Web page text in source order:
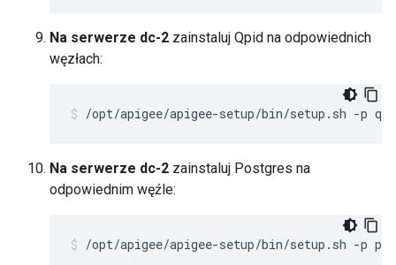
Na serwerze dc-2 zainstaluj Qpid na odpowiednich
węzłach:
/opt/apigee/apigee-setup/bin/setup.sh -p
Na serwerze dc-2 zainstaluj Postgres na
odpowiednim węźle:
/opt/apigee/apigee-setup/bin/setup.sh -p